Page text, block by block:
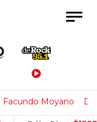
Facundo Moyano Di